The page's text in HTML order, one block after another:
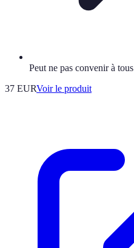
Peut ne pas convenir à
37 EURVoir le produit